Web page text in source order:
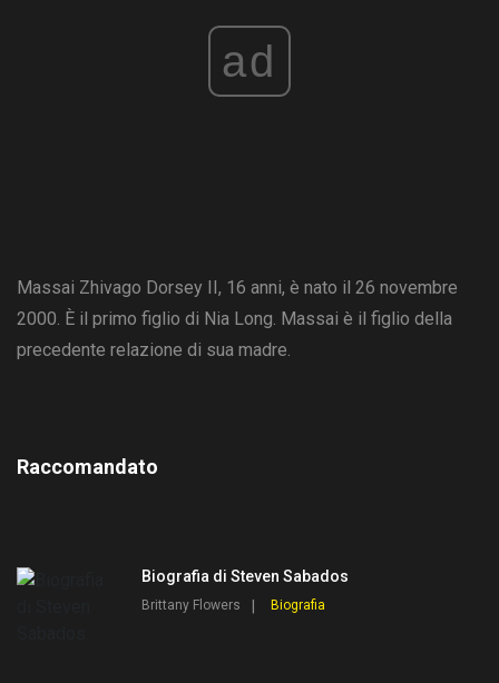
ad
Massai Zhivago Dorsey II, 16 anni, è nato il 26 novembre
2000. È il primo figlio di Nia Long. Massai è il figlio della
precedente relazione di sua madre.
Raccomandato
Biografia di Steven Sabados
Brittany Flowers Biografia